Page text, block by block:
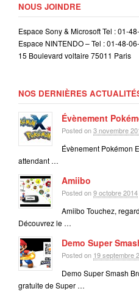
NOUS JOINDRE
Espace Sony & Microsoft Tel : 01-
Espace NINTENDO – Tel : 01-48-
15 Boulevard voltaire 75011 Paris
NOS DERNIÈRES
Évènement
Posted on3 novembre
Évènement Pokémon
attendant …
Amiibo
Posted on9 octobre 2014
Amiibo Touchez,
Découvrez le …
Demo Super
Posted on 19 septembre
Demo Super Smash
gratuite de Super …